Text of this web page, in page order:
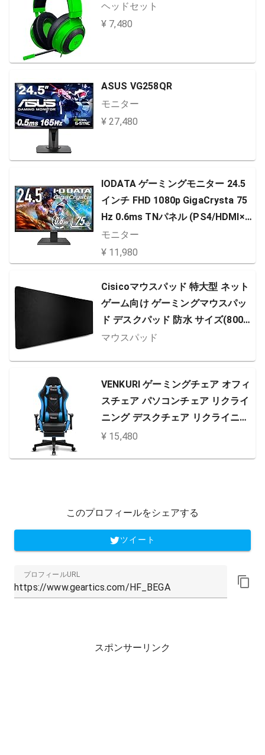
ヘッドセット
¥ 7,480
ASUS VG258QR
モニター
¥ 27,480
IODATA ゲーミングモニター 24.5
インチ FHD 1080p GigaCrysta 75
Hz 0.6ms TNパネル (PS4/HDMI×
2/DisplayPort/アナログRGB/スピ
ーカー付/メーカー3年保証/土日サ
ポート) EX-LDGC252STB
モニター
¥ 11,980
Cisicoマウスパッド 特大型 ネット
ゲーム向け ゲーミングマウスパッ
ド デスクパッド 防水 サイズ(800×
300x3mm)
マウスパッド
VENKURI ゲーミングチェア オフィ
スチェア パソコンチェア リクライ
ニング デスクチェア リクライニン
グチェア ブラック ブルー
¥ 15,480
このプロフィールをシェアする
ツイート
プロフィールURL
スポンサーリンク